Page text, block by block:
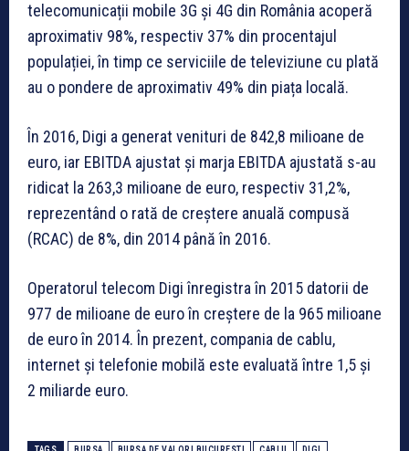
telecomunicații mobile 3G și 4G din România acoperă
aproximativ 98%, respectiv 37% din procentajul
populației, în timp ce serviciile de televiziune cu plată
au o pondere de aproximativ 49% din piața locală.
În 2016, Digi a generat venituri de 842,8 milioane de
euro, iar EBITDA ajustat și marja EBITDA ajustată s-au
ridicat la 263,3 milioane de euro, respectiv 31,2%,
reprezentând o rată de creștere anuală compusă
(RCAC) de 8%, din 2014 până în 2016.
Operatorul telecom Digi înregistra în 2015 datorii de
977 de milioane de euro în creştere de la 965 milioane
de euro în 2014. În prezent, compania de cablu,
internet şi telefonie mobilă este evaluată între 1,5 şi
2 miliarde euro.